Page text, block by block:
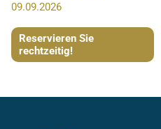
09.09.2026
Reservieren Sie
rechtzeitig!